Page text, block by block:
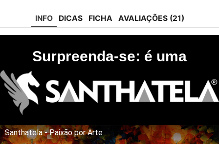
INFO DICAS FICHA AVALIAÇÕES (21)
Surpreenda-se: é uma
Santhatela - Paixão por Arte